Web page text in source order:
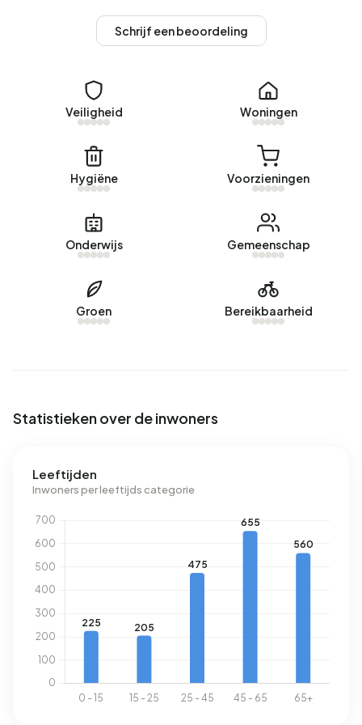
geen woningen verkocht in Afferden.
Momenteel zijn er geen woningen te huur in Afferden.
Afgelopen jaar zijn er geen woningen verhuurd in Afferden.
energielabel. De meest voorkomende labels zijn C (21%),
B (18%) en F (16%). Gemiddeld verbruikt een adres in
Afferden 3.280 kWh aan elektriciteit per jaar. Dit ligt 17%
boven het landelijke gemiddelde van 2.810 kWh. Met een
jaarlijkse verbruik van 1.260 m³ per adres ligt het
aardgasverbruik 2% onder het landelijke gemiddelde van
Schrijf een beoordeling
Veiligheid Woningen
Hygiëne Voorzieningen
Onderwijs Gemeenschap
Groen Bereikbaarheid
Statistieken over de inwoners
Leeftijden
Inwoners per leeftijds categorie